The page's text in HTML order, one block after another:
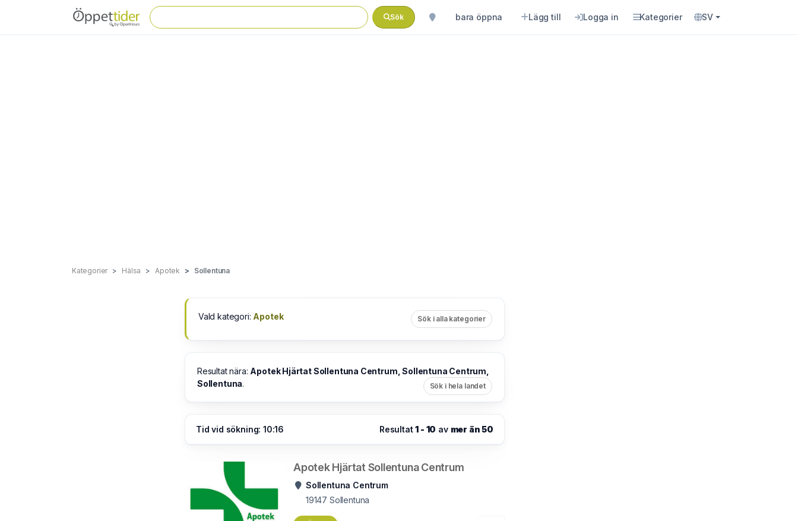
Sök bara öppna Lägg till Logga in Kategorier SV
Kategorier Hälsa Apotek Sollentuna
Vald kategori: Apotek Sök i alla kategorier
Resultat nära: Apotek Hjärtat Sollentuna Centrum, Sollentuna Centrum,
Sollentuna. Sök i hela landet
Tid vid sökning: 10:16 Resultat1 - 10 av mer än 50
Apotek Hjärtat Sollentuna Centrum
Sollentuna Centrum
19147 Sollentuna